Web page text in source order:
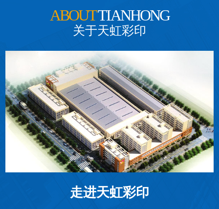
ABOUTTIANHONG
关于天虹彩印
走进天虹彩印